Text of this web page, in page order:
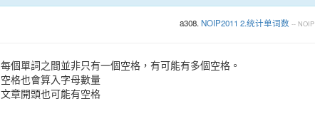
a308. NOIP2011 2.统计单词数 -- NOIP
每個單詞之間並非只有一個空格，有可能有多個空格。
空格也會算入字母數量
文章開頭也可能有空格